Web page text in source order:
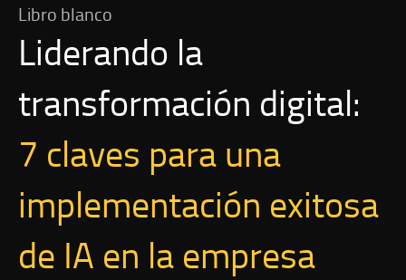
Libro blanco
Liderando la
transformación digital:
7 claves para una
implementación exitosa
de IA en la empresa